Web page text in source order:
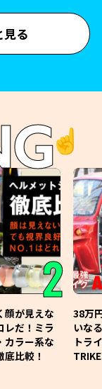
見る
☝️
2
顔が見えな
レだ！ミラ
カラー系な
比較！
38万
いな
トラ